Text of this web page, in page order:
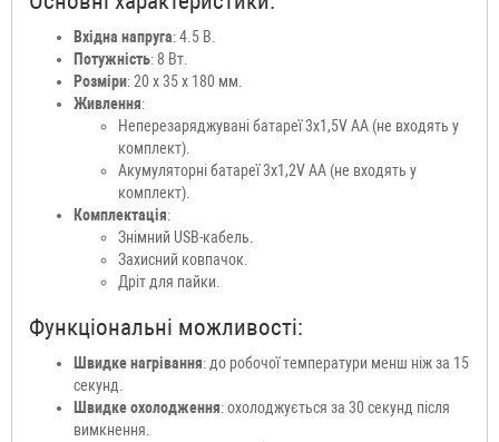
Вхідна напруга: 4.5 В.
Потужність: 8 Вт.
Розміри: 20 x 35 x 180 мм.
Живлення:
Неперезаряджувані батареї 3x1,5V AA (не входять у
комплект).
Акумуляторні батареї 3x1,2V AA (не входять у
комплект).
Комплектація:
Знімний USB-кабель.
Захисний ковпачок.
Дріт для пайки.
Функціональні можливості:
Швидке нагрівання: до робочої температури менш ніж за 15
секунд.
Швидке охолодження: охолоджується за 30 секунд після
вимкнення.